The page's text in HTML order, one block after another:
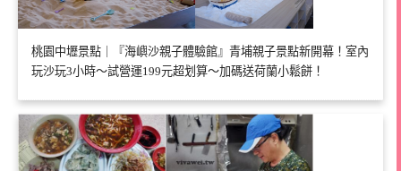
桃園中壢景點｜『海嶼沙親子體驗館』青埔親子景點新開幕！室內
玩沙玩3小時～試營運199元超划算～加碼送荷蘭小鬆餅！